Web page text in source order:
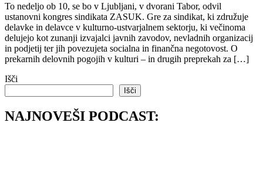
To nedeljo ob 10, se bo v Ljubljani, v dvorani Tabor, odvil
ustanovni kongres sindikata ZASUK. Gre za sindikat, ki združuje
delavke in delavce v kulturno-ustvarjalnem sektorju, ki večinoma
delujejo kot zunanji izvajalci javnih zavodov, nevladnih organizacij
in podjetij ter jih povezujeta socialna in finančna negotovost. O
prekarnih delovnih pogojih v kulturi – in drugih preprekah za […]
Išči
Išči
NAJNOVEŠI PODCAST: